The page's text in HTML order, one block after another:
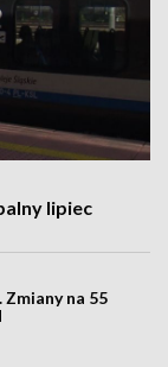
lipiec
na 55